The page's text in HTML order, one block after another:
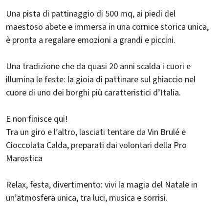
Una pista di pattinaggio di 500 mq, ai piedi del
maestoso abete e immersa in una cornice storica unica,
è pronta a regalare emozioni a grandi e piccini.
Una tradizione che da quasi 20 anni scalda i cuori e
illumina le feste: la gioia di pattinare sul ghiaccio nel
cuore di uno dei borghi più caratteristici d’Italia.
E non finisce qui!
Tra un giro e l’altro, lasciati tentare da Vin Brulé e
Cioccolata Calda, preparati dai volontari della Pro
Marostica
Relax, festa, divertimento: vivi la magia del Natale in
un’atmosfera unica, tra luci, musica e sorrisi.